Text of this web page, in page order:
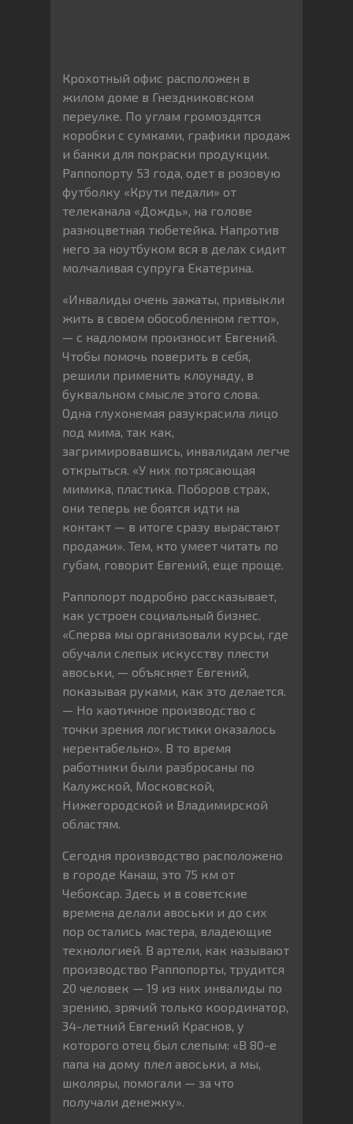
Крохотный офис расположен в
жилом доме в Гнездниковском
переулке. По углам громоздятся
коробки с сумками, графики продаж
и банки для покраски продукции.
Раппопорту 53 года, одет в розовую
футболку «Крути педали» от
телеканала «Дождь», на голове
разноцветная тюбетейка. Напротив
него за ноутбуком вся в делах сидит
молчаливая супруга Екатерина.
«Инвалиды очень зажаты, привыкли
жить в своем обособленном гетто»,
— с надломом произносит Евгений.
Чтобы помочь поверить в себя,
решили применить клоунаду, в
буквальном смысле этого слова.
Одна глухонемая разукрасила лицо
под мима, так как,
загримировавшись, инвалидам легче
открыться. «У них потрясающая
мимика, пластика. Поборов страх,
они теперь не боятся идти на
контакт — в итоге сразу вырастают
продажи». Тем, кто умеет читать по
губам, говорит Евгений, еще проще.
Раппопорт подробно рассказывает,
как устроен социальный бизнес.
«Сперва мы организовали курсы, где
обучали слепых искусству плести
авоськи, — объясняет Евгений,
показывая руками, как это делается.
— Но хаотичное производство с
точки зрения логистики оказалось
нерентабельно». В то время
работники были разбросаны по
Калужской, Московской,
Нижегородской и Владимирской
областям.
Сегодня производство расположено
в городе Канаш, это 75 км от
Чебоксар. Здесь и в советские
времена делали авоськи и до сих
пор остались мастера, владеющие
технологией. В артели, как называют
производство Раппопорты, трудится
20 человек — 19 из них инвалиды по
зрению, зрячий только координатор,
34-летний Евгений Краснов, у
которого отец был слепым: «В 80-е
папа на дому плел авоськи, а мы,
школяры, помогали — за что
получали денежку».